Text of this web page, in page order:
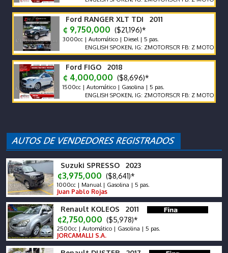
Ford RANGER XLT TDI 2011
¢ 9,750,000 ($21,196)*
3000cc | Automático | Diesel | 5 pas.
ENGLISH SPOKEN, IG: ZMOTORSCR FB: Z MOTORS.
Ford FIGO 2018
¢ 4,000,000 ($8,696)*
1500cc | Automático | Gasolina | 5 pas.
ENGLISH SPOKEN, IG: ZMOTORSCR FB: Z MOTORS.
Suzuki SPRESSO 2023
¢3,975,000 ($8,641)*
1000cc | Manual | Gasolina | 5 pas.
Juan Pablo Rojas
Renault KOLEOS 2011
¢2,750,000 ($5,978)*
2500cc | Automático | Gasolina | 5 pas.
JORCAMALLI S.A.